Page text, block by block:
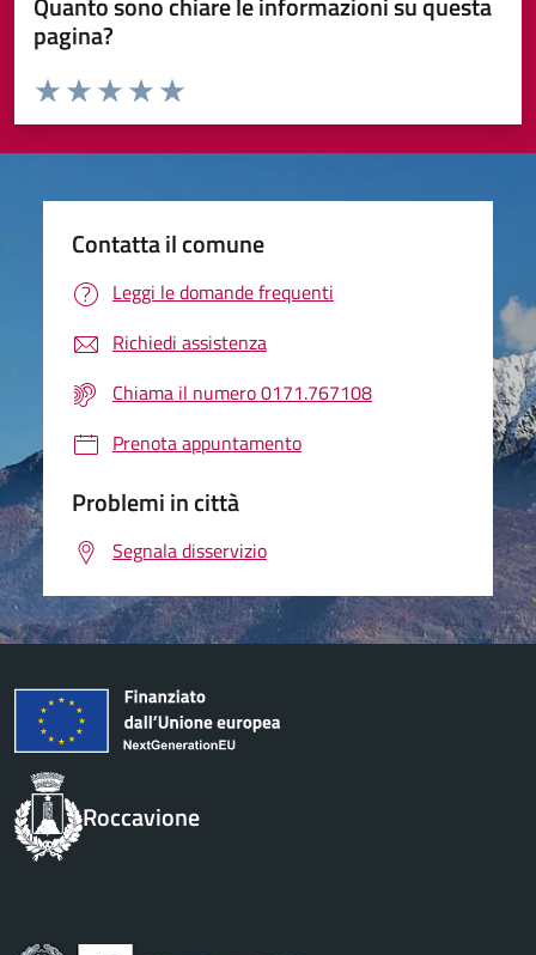
pagina?
Valuta da 1 a 5 stelle la pagina
Valuta 5 stelle su 5
Valuta 4 stelle su 5
Valuta 3 stelle su 5
Valuta 2 stelle su 5
Valuta 1 stelle su 5
Contatta il comune
Leggi le domande frequenti
Richiedi assistenza
Chiama il numero 0171.767108
Prenota appuntamento
Problemi in città
Segnala disservizio
Roccavione